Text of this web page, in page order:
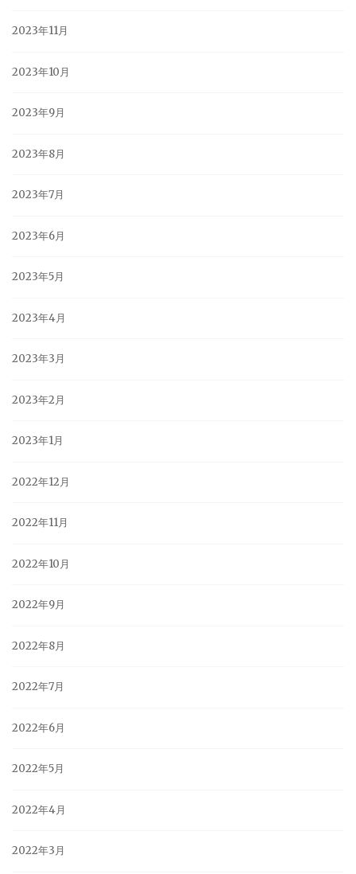
2023年11月
2023年10月
2023年9月
2023年8月
2023年7月
2023年6月
2023年5月
2023年4月
2023年3月
2023年2月
2023年1月
2022年12月
2022年11月
2022年10月
2022年9月
2022年8月
2022年7月
2022年6月
2022年5月
2022年4月
2022年3月